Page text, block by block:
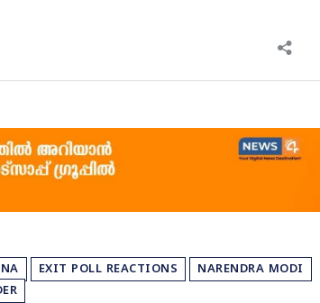
EXIT POLL REACTIONS
NARENDRA MODI